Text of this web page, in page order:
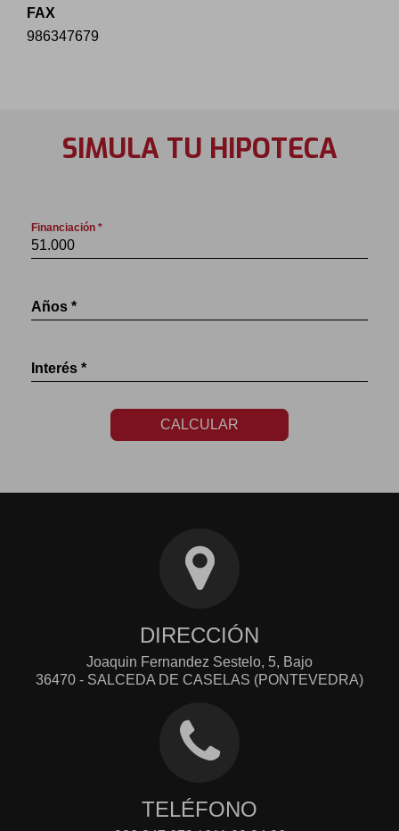
FAX
986347679
SIMULA TU HIPOTECA
Financiación *
Años *
Interés *
CALCULAR
DIRECCIÓN
Joaquin Fernandez Sestelo, 5, Bajo
36470 - SALCEDA DE CASELAS (PONTEVEDRA)
TELÉFONO